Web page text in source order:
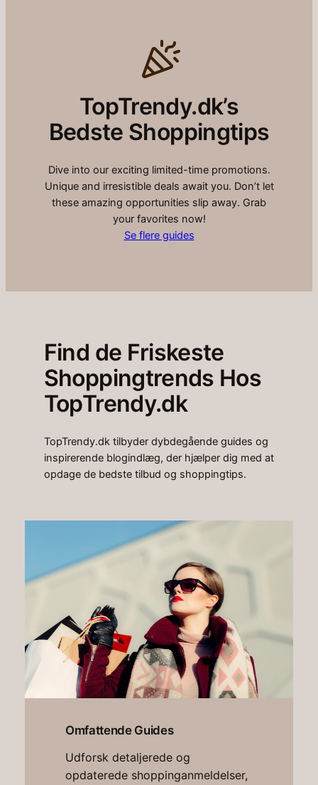
TopTrendy.dk’s
Bedste Shoppingtips
Dive into our exciting limited-time promotions.
Unique and irresistible deals await you. Don’t let
these amazing opportunities slip away. Grab
your favorites now!
Se flere guides
Find de Friskeste
Shoppingtrends Hos
TopTrendy.dk
TopTrendy.dk tilbyder dybdegående guides og
inspirerende blogindlæg, der hjælper dig med at
opdage de bedste tilbud og shoppingtips.
Omfattende Guides
Udforsk detaljerede og
opdaterede shoppinganmeldelser,